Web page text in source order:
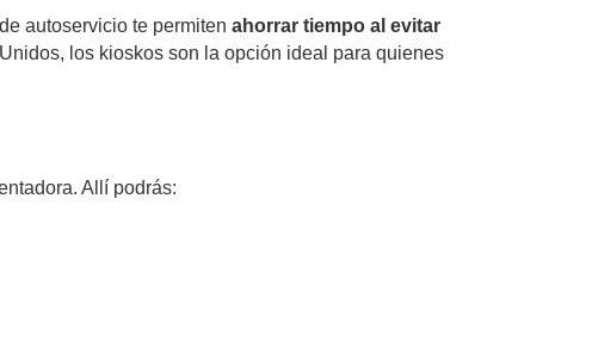
autoservicio te permiten ahorrar tiempo al evitar
los kioskos son la opción ideal para quienes
Allí podrás: